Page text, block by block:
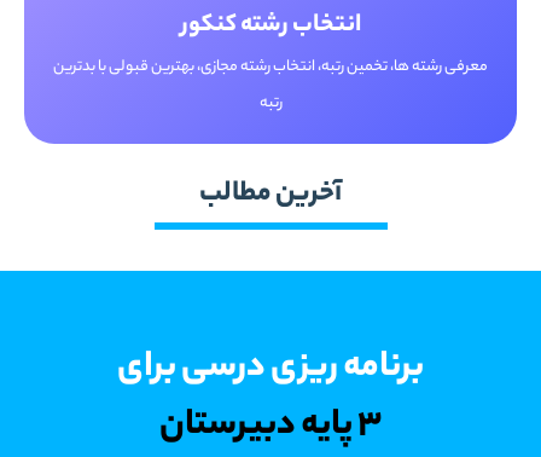
انتخاب رشته کنکور
معرفی رشته ها، تخمین رتبه، انتخاب رشته مجازی، بهترین قبولی با بدترین
رتبه
آخرین مطالب
برنامه ریزی درسی برای
3 پایه دبیرستان